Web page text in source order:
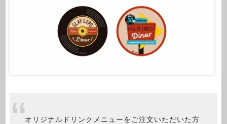
オリジナルドリンクメニューをご注文いただいた方